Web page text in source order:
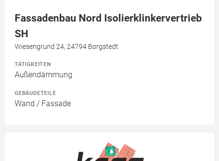
Fassadenbau Nord Isolierklinkervertrieb
SH
Wiesengrund 24, 24794 Borgstedt
TÄTIGKEITEN
Außendämmung
GEBÄUDETEILE
Wand / Fassade